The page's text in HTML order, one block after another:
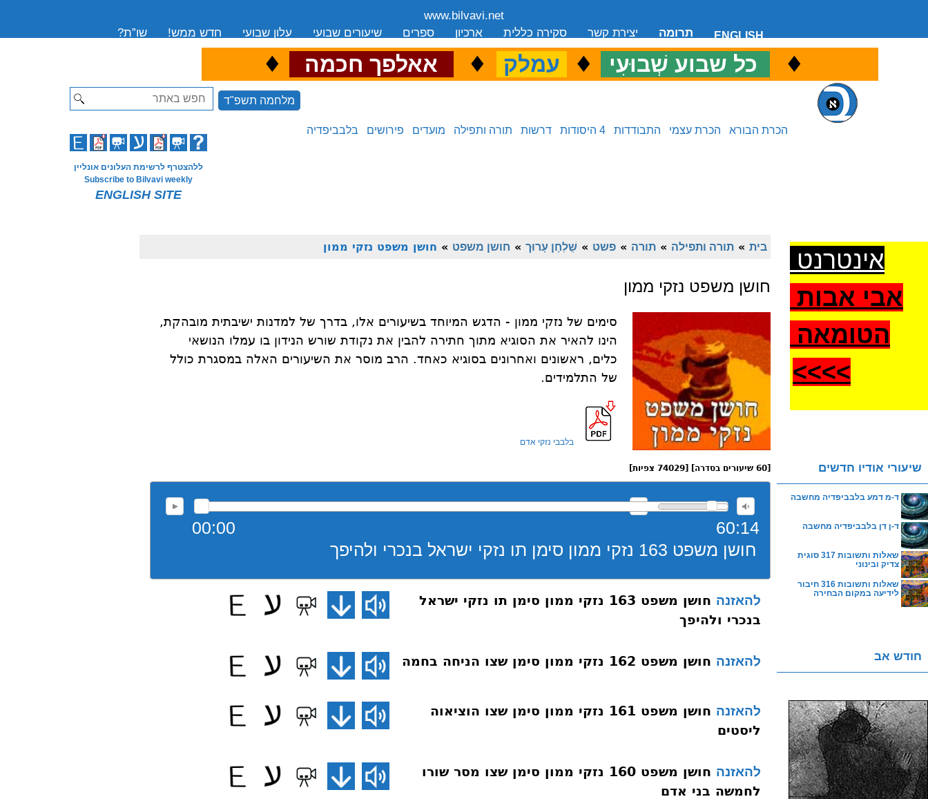
www.bilvavi.net
שו”ת?
חדש ממש! עלון שבועי שיעורים שבועי ספרים ארכיון סקירה כללית יצירת קשר תרומה ENGLISH
♦ כל שבוע שְׁבוּעִי ♦ עמלק ♦ אאלפך חכמה ♦
Search
מלחמה תשפ"ד
הכרת הבורא הכרת עצמי התבודדות 4 היסודות דרשות תורה ותפילה מועדים פירושים בלבביפדיה
ללהצטרף לרשימת העלונים אונליין
Subscribe to Bilvavi weekly
ENGLISH SITE
בית »תורה ותפילה »תורה »פשט »שֻׁלְחָן עָרוּך » חושן משפט » חושן משפט נזקי ממון
חושן משפט נזקי ממון
סימים של נזקי ממון - הדגש המיוחד בשיעורים אלו, בדרך של למדנות ישיבתית מובהקת,
הינו להאיר את הסוגיא מתוך חתירה להבין את נקודת שורש הנידון בו עמלו הנושאי
כלים, ראשונים ואחרונים בסוגיא כאחד. הרב מוסר את השיעורים האלה במסגרת כולל
של התלמידים.
בלבבי נזקי אדם
[60 שיעורים בסדרה] [74029 צפיות]
00:00
60:14
חושן משפט 163 נזקי ממון סימן תו נזקי ישראל בנכרי ולהיפך
להאזנה
חושן משפט 163 נזקי ממון סימן תו נזקי ישראל
בנכרי ולהיפך
להאזנה חושן משפט 162 נזקי ממון סימן שצו הניחה בחמה
להאזנה
חושן משפט 161 נזקי ממון סימן שצו הוציאוה
ליסטים
להאזנה
חושן משפט 160 נזקי ממון סימן שצו מסר שורו
לחמשה בני אדם
אינטרנט
אבי אבות
הטומאה
>>>
>
שיעורי אודיו חדשים
ד-מ דמע בלבביפדיה מחשבה
ד-ן דן בלבביפדיה מחשבה
שאלות ותשובות 317 סוגית
צדיק ובינוני
שאלות ותשובות 316 חיבור
לידיעה במקום הבחירה
חודש אב